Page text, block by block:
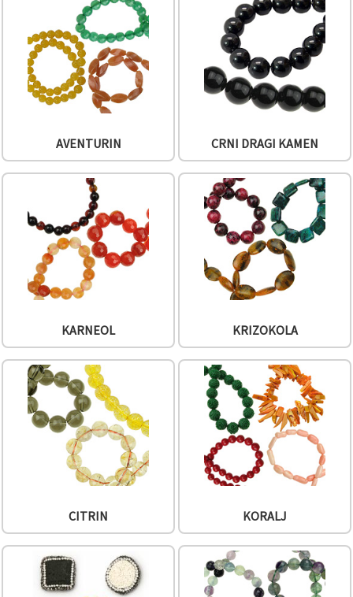
preferencije
Postavkama
odabirom
određene
kolačića i
Postavke
AVENTURIN CRNI DRAGI KAMEN
KARNEOL KRIZOKOLA
CITRIN KORALJ